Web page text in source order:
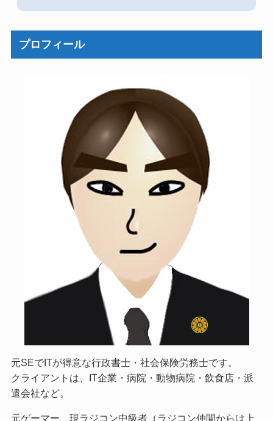
プロフィール
元SEでITが得意な行政書士・社会保険労務士です。
クライアントは、IT企業・病院・動物病院・飲食店・派
遣会社など。
元ゲーマー、現ラジコン中級者（ラジコン仲間からは上